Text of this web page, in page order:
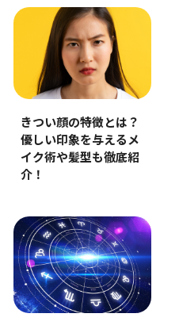
きつい顔の特徴とは？
優しい印象を与えるメ
イク術や髪型も徹底紹
介！